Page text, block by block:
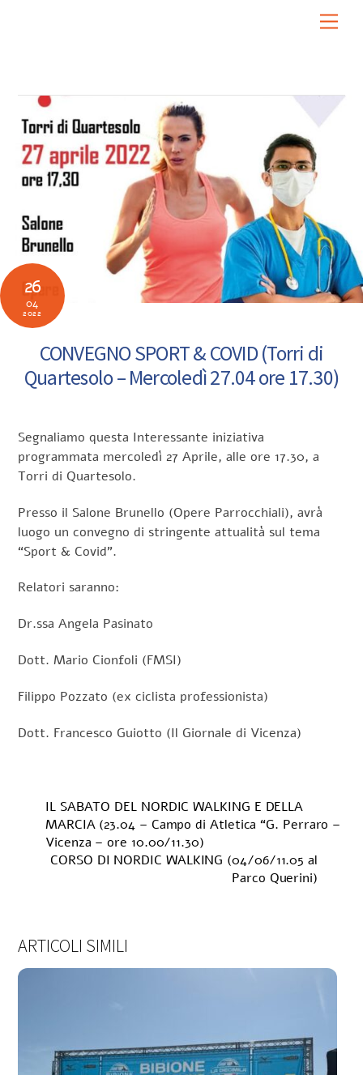
26
04
2022
CONVEGNO SPORT & COVID (Torri di
Quartesolo – Mercoledì 27.04 ore 17.30)
Segnaliamo questa Interessante iniziativa
programmata mercoledì 27 Aprile, alle ore 17.30, a
Torri di Quartesolo.
Presso il Salone Brunello (Opere Parrocchiali), avrà
luogo un convegno di stringente attualità sul tema
“Sport & Covid”.
Relatori saranno:
Dr.ssa Angela Pasinato
Dott. Mario Cionfoli (FMSI)
Filippo Pozzato (ex ciclista professionista)
Dott. Francesco Guiotto (Il Giornale di Vicenza)
IL SABATO DEL NORDIC WALKING E DELLA
MARCIA (23.04 – Campo di Atletica “G. Perraro –
Vicenza – ore 10.00/11.30)
CORSO DI NORDIC WALKING (04/06/11.05 al
Parco Querini)
ARTICOLI SIMILI